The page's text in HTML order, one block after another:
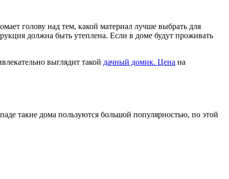
голову над тем, какой материал лучше выбрать для
должна быть утеплена. Если в доме будут проживать
выглядит такой дачный домик. Цена на
такие дома пользуются большой популярностью, по этой